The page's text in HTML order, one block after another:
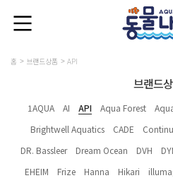
홈 브랜드상품 API
브랜드
1AQUA AI API Aqua Forest
Brightwell Aquatics
CADE
DR. Bassleer
Dream Ocean DVH
EHEIM
Frize Hanna Hikari